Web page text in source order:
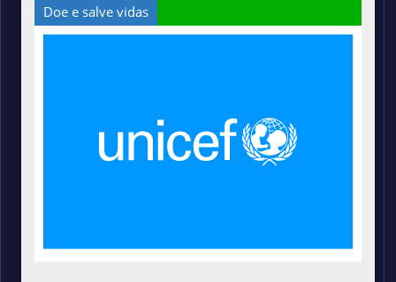
Doe e salve vidas